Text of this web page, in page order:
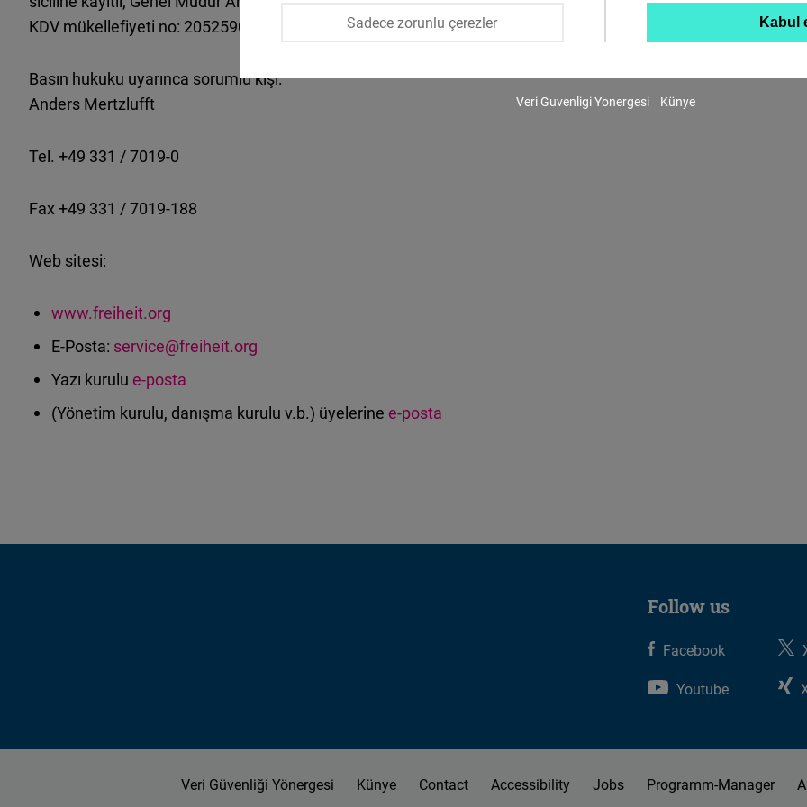
KDV mükellefiyeti no: 205259002.
Basın hukuku uyarınca sorumlu kişi:
Anders Mertzlufft
Tel. +49 331 / 7019-0
Fax +49 331 / 7019-188
Web sitesi:
www.freiheit.org
E-Posta: service@freiheit.org
Yazı kurulu e-posta
(Yönetim kurulu, danışma kurulu v.b.) üyelerine e-posta
Follow us
Facebook
Youtube
Veri Güvenliği Yönergesi Künye Contact Accessibility Jobs Programm-Manager
Sadece zorunlu çerezler
Instagram
D.Vinci
Kabul
Veri Guvenligi Yonergesi Künye